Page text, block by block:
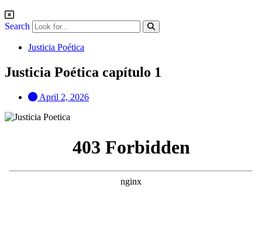
Search
Justicia Poética
Justicia Poética capítulo 1
April 2, 2026